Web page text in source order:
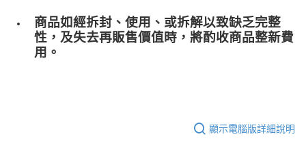
商品如經拆封、使用、或拆解以致缺乏完整
性，及失去再販售價值時，將酌收商品整﻿新費
用。
顯示電腦版詳細說明